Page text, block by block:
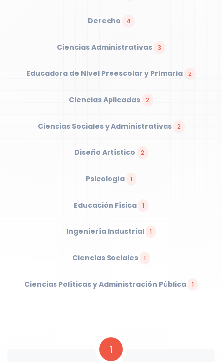
Derecho 4
Ciencias Administrativas 3
Educadora de Nivel Preescolar y Primaria 2
Ciencias Aplicadas 2
Ciencias Sociales y Administrativas 2
Diseño Artístico 2
Psicología 1
Educación Física 1
Ingeniería Industrial 1
Ciencias Sociales 1
Ciencias Políticas y Administración Pública 1
1